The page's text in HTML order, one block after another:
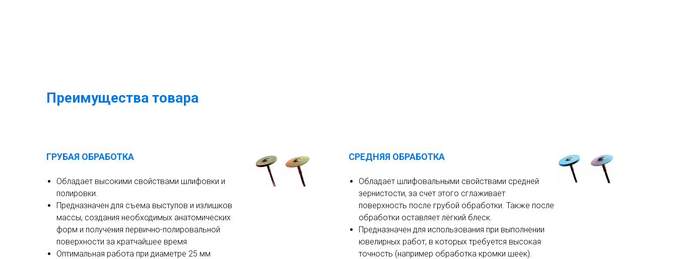
Преимущества товара
ГРУБАЯ ОБРАБОТКА
Обладает высокими свойствами шлифовки и
полировки.
Предназначен для съема выступов и излишков
массы, создания необходимых анатомических
форм и получения первично-полировальной
поверхности за кратчайшее время
Оптимальная работа при диаметре 25 мм
СРЕДНЯЯ ОБРАБОТКА
Обладает шлифовальными свойствами средней
зернистости, за счет этого сглаживает
поверхность после грубой обработки. Также после
обработки оставляет лёгкий блеск.
Предназначен для использования при выполнении
ювелирных работ, в которых требуется высокая
точность (например обработка кромки шеек).